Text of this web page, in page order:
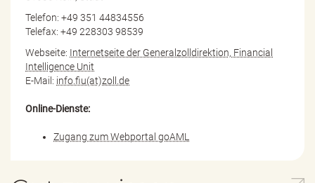
Telefon: +49 351 44834556
Telefax: +49 228303 98539
Webseite: Internetseite der Generalzolldirektion, Financial
Intelligence Unit
E-Mail: info.fiu(at)zoll.de
Online-Dienste:
Zugang zum Webportal goAML